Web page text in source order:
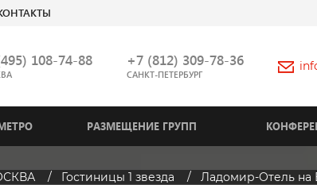
108-74-88 +7 (812) 309-78-36
САНКТ-ПЕТЕРБУРГ
РАЗМЕЩЕНИЕ ГРУПП
Гостиницы 1 звезда Ладомир-Отель на